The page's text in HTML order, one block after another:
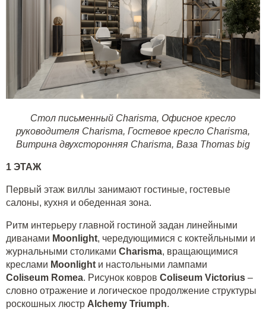
Стол письменный Charisma, Офисное кресло
руководителя Charisma, Гостевое кресло Charisma,
Витрина двухсторонняя Charisma, Ваза Thomas big
1 ЭТАЖ
Первый этаж виллы занимают гостиные, гостевые
салоны, кухня и обеденная зона.
Ритм интерьеру главной гостиной задан линейными
диванами Moonlight, чередующимися с коктейльными и
журнальными столиками Charisma, вращающимися
креслами Moonlight и настольными лампами
Coliseum Romea. Рисунок ковров Coliseum Victorius –
словно отражение и логическое продолжение структуры
роскошных люстр Alchemy Triumph.